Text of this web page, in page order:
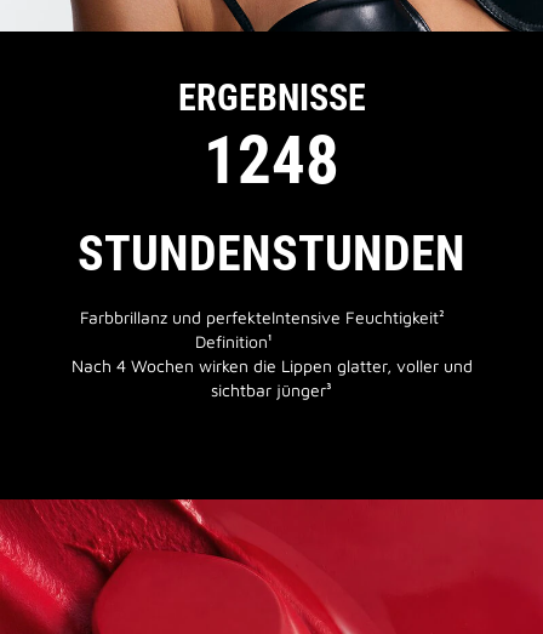
ERGEBNISSE
12
STUNDEN
Farbbrillanz und perfekte
Definition¹
48
STUNDEN
Intensive Feuchtigkeit²
Nach 4 Wochen wirken die Lippen glatter, voller und
sichtbar jünger³